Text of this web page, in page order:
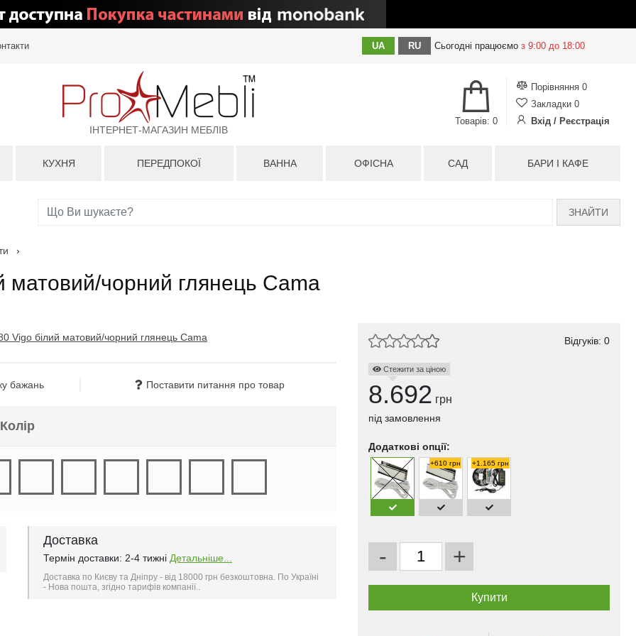
UA RU Сьогодні працюємо з 9:00 до 18:00
ІНТЕРНЕТ-МАГАЗИН МЕБЛІВ
Порівняння 0
Закладки 0
Вхід / Реєстрація
Товарів: 0
КУХНЯ ПЕРЕДПОКОЇ ВАННА ОФІСНА САД БАРИ І КАФЕ
ЗНАЙТИ
›
матовий/чорний глянець Cama
бажань Поставити питання про товар
Колір
Доставка
Термін доставки: 2-4 тижні Детальніше...
Доставка по Києву та Дніпру - від 18000 грн безкоштовна. По Україні
- Нова пошта, згідно тарифів компанії..
Відгуків: 0
Стежити за ціною
8.692 грн
під замовлення
Додаткові опції:
+610 грн +1.165 грн
- +